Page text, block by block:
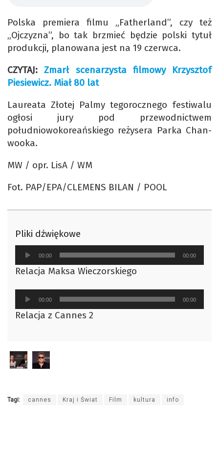
Polska premiera filmu „Fatherland”, czy też
„Ojczyzna”, bo tak brzmieć będzie polski tytuł
produkcji, planowana jest na 19 czerwca.
CZYTAJ:Zmarł scenarzysta filmowy Krzysztof
Piesiewicz. Miał 80 lat
Laureata Złotej Palmy tegorocznego festiwalu
ogłosi jury pod przewodnictwem
południowokoreańskiego reżysera Parka Chan-
wooka.
MW / opr. LisA / WM
Fot. PAP/EPA/CLEMENS BILAN / POOL
Pliki dźwiękowe
Odtwarzacz
plików
dźwiękowych
00:00 00:00
Relacja Maksa Wieczorskiego
Odtwarzacz
plików
dźwiękowych
00:00 00:00
Relacja z Cannes 2
Tagi: cannes Kraj i Świat Film kultura info